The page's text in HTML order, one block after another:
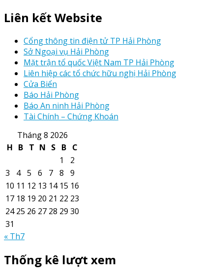
Liên kết Website
Cổng thông tin điện tử TP Hải Phòng
Sở Ngoại vụ Hải Phòng
Mặt trận tổ quốc Việt Nam TP Hải Phòng
Liên hiệp các tổ chức hữu nghị Hải Phòng
Cửa Biển
Báo Hải Phòng
Báo An ninh Hải Phòng
Tài Chính – Chứng Khoán
Tháng 8 2026
H B T N S B C
1
2
3
4 5 6 7 8
9
10 11 12 13 14 15 16
17 18 19 20 21 22 23
24 25 26 27 28 29 30
31
« Th7
Thống kê lượt xem